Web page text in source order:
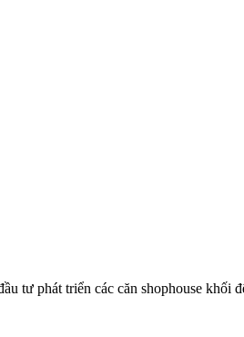
tư phát triển các căn shophouse khối